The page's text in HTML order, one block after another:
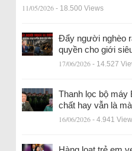
11/05/2026 - 18.500 Views
Đẩy người nghèo
quyền cho giới
17/06/2026 - 14.527
Thanh lọc bộ máy
chất hay vẫn là
16/06/2026 - 4.941